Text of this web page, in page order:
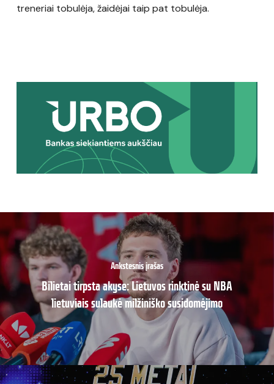
treneriai tobulėja, žaidėjai taip pat tobulėja.
Ankstesnis įrašas
Bilietai tirpsta akyse: Lietuvos rinktinė su NBA
lietuviais sulaukė milžiniško susidomėjimo